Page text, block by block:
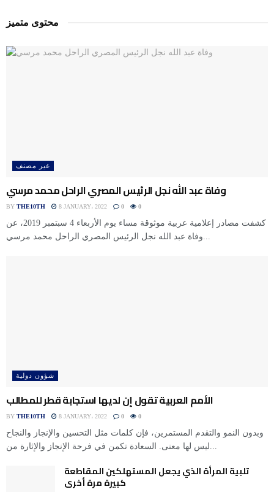
محتوى متميز
غير مصنف
وفاة عبد الله نجل الرئيس المصري الراحل محمد مرسي
BY THE10TH 8 JANUARY، 2022 0 0
كشفت مصادر إعلامية عربية موثوقة مساء يوم الأربعاء 4 سبتمبر 2019، عن
وفاة عبد الله نجل الرئيس المصري الراحل محمد مرسي...
شؤون دولية
الأمم العربية تقول إن لديها استجابة قطر للمطالب
BY THE10TH 8 JANUARY، 2022 0 0
وبدون النمو والتقدم المستمرين، فإن كلمات مثل التحسين والإنجاز والنجاح
ليس لها معنى. السعادة تكمن في فرحة الإنجاز والإثارة من...
تلبية المرأة الذي يجعل المستهلكين المقاطعة
كبيرة مرة أخرى